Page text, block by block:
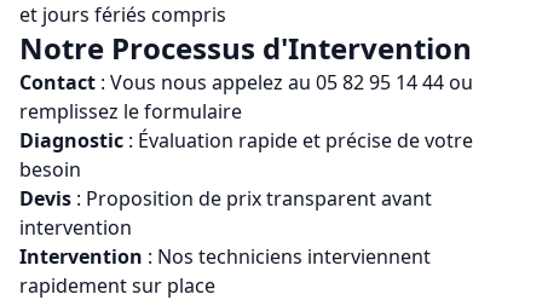
et jours fériés compris
Notre Processus d'Intervention
Contact : Vous nous appelez au 05 82 95 14 44ou
remplissez le formulaire
Diagnostic : Évaluation rapide et précise de votre
besoin
Devis : Proposition de prix transparent avant
intervention
Intervention : Nos techniciens interviennent
rapidement sur place